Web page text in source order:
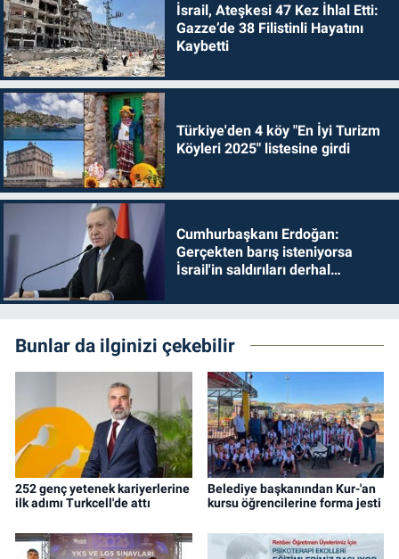
İsrail, Ateşkesi 47 Kez İhlal Etti:
Gazze’de 38 Filistinli Hayatını
Kaybetti
Türkiye'den 4 köy "En İyi Turizm
Köyleri 2025" listesine girdi
Cumhurbaşkanı Erdoğan:
Gerçekten barış isteniyorsa
İsrail'in saldırıları derhal
Bunlar da ilginizi çekebilir
252 genç yetenek kariyerlerine
ilk adımı Turkcell'de attı
Belediye başkanından Kur-'an
kursu öğrencilerine forma jesti